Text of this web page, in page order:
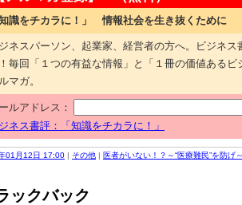
知識をチカラに！」 情報社会を生き抜くために
ネスパーソン、起業家、経営者の方へ。ビジネ
毎回「１つの有益な情報」と「１冊の価値ある
マガ。
ルアドレス：
ネス書評：「知識をチカラに！」
01月12日 17:00 | その他 | 医者がいない！？～“医療難民”を防げ
ックバック